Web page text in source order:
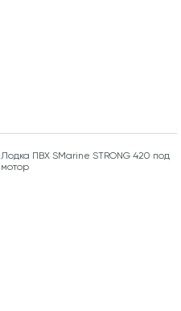
Лодка ПВХ SMarine STRONG 420 под
мотор